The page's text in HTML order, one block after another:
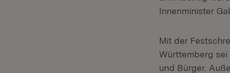
Innenminister
Mit der
Württemberg
und Bürger.